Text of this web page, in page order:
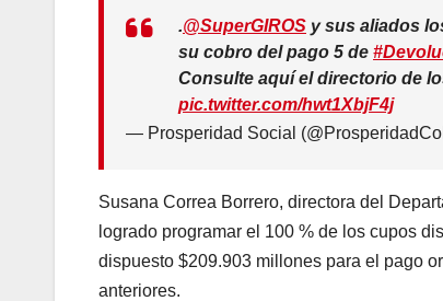
.@SuperGIROS y sus aliados
su cobro del pago 5 de
Consulte aquí el directorio de
pic.twitter.com/hwt1XbjF4j
— Prosperidad Social
Susana Correa Borrero, directora del
logrado programar el 100 % de los cupos
dispuesto $209.903 millones para el pago
anteriores.